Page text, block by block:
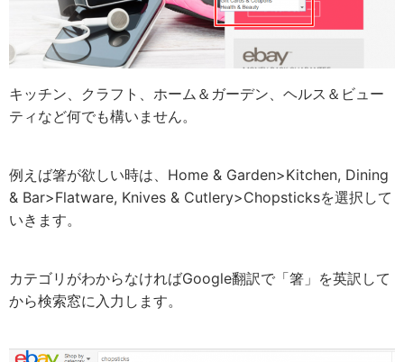
キッチン、クラフト、ホーム＆ガーデン、ヘルス＆ビュー
ティなど何でも構いません。
例えば箸が欲しい時は、Home & Garden>Kitchen, Dining
& Bar>Flatware, Knives & Cutlery>Chopsticksを選択して
いきます。
カテゴリがわからなければGoogle翻訳で「箸」を英訳して
から検索窓に入力します。